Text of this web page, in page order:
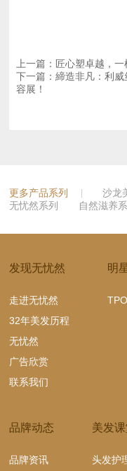
上一篇：匠心塑卓越，一
下一篇：締造非凡：利
容展！
更多产品系列 沙龙
无忧然系列
自然滋养
发现无忧然
走进无忧然
32年美发历程
无忧然
广告欣赏
联系我们
明
品牌动态
品牌资讯
美发
头发护